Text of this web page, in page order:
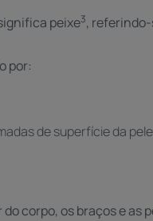
peixe3,
por:
de superfície da
corpo, os braços e as